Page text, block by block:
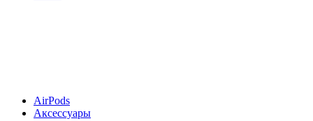
AirPods
Аксессуары